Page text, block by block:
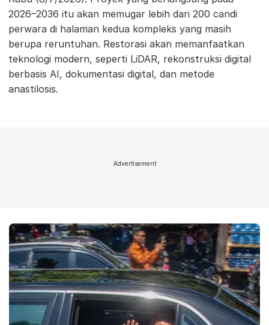
2026–2036 itu akan memugar lebih dari 200 candi
perwara di halaman kedua kompleks yang masih
berupa reruntuhan. Restorasi akan memanfaatkan
teknologi modern, seperti LiDAR, rekonstruksi digital
berbasis AI, dokumentasi digital, dan metode
anastilosis.
Advertisement